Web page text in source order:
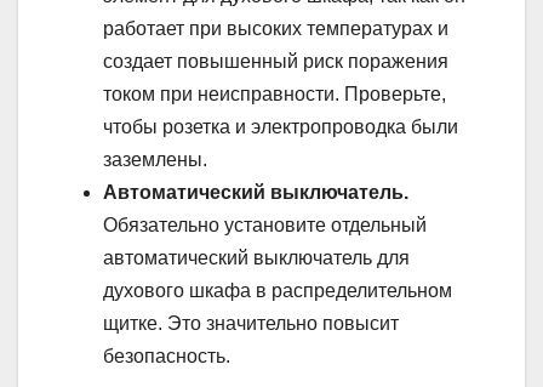
работает при высоких температурах и
создает повышенный риск поражения
током при неисправности. Проверьте,
чтобы розетка и электропроводка были
заземлены.
Автоматический выключатель.
Обязательно установите отдельный
автоматический выключатель для
духового шкафа в распределительном
щитке. Это значительно повысит
безопасность.